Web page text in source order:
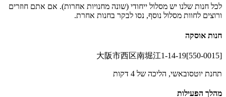
לכל חנות שלנו יש מסלול ייחודי (שונה מחנויות אחרות). אם אתם חוזרים
ורוצים לחוות מסלול נוסף, נסו לבקר בחנות אחרת.
חנות אוסקה
[550-0015]大阪市西区南堀江1-14-19
תחנת יוטסובאשי, הליכה של 4 דקות
מהלך הפעילות